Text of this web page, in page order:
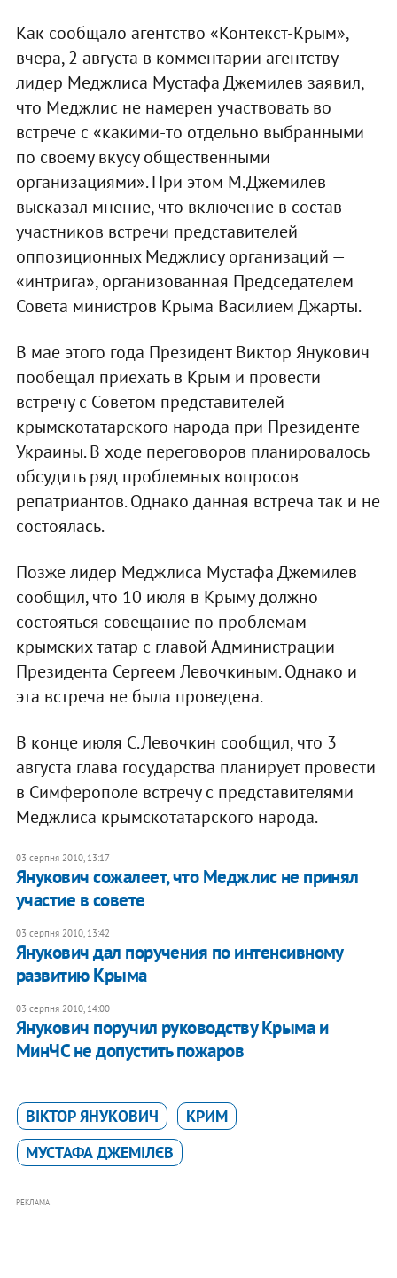
Как сообщало агентство «Контекст-Крым»,
вчера, 2 августа в комментарии агентству
лидер Меджлиса Мустафа Джемилев заявил,
что Меджлис не намерен участвовать во
встрече с «какими-то отдельно выбранными
по своему вкусу общественными
организациями». При этом М.Джемилев
высказал мнение, что включение в состав
участников встречи представителей
оппозиционных Меджлису организаций —
«интрига», организованная Председателем
Совета министров Крыма Василием Джарты.
В мае этого года Президент Виктор Янукович
пообещал приехать в Крым и провести
встречу с Советом представителей
крымскотатарского народа при Президенте
Украины. В ходе переговоров планировалось
обсудить ряд проблемных вопросов
репатриантов. Однако данная встреча так и не
состоялась.
Позже лидер Меджлиса Мустафа Джемилев
сообщил, что 10 июля в Крыму должно
состояться совещание по проблемам
крымских татар с главой Администрации
Президента Сергеем Левочкиным. Однако и
эта встреча не была проведена.
В конце июля С.Левочкин сообщил, что 3
августа глава государства планирует провести
в Симферополе встречу с представителями
Меджлиса крымскотатарского народа.
03 серпня 2010, 13:17
Янукович сожалеет, что Меджлис не принял
участие в совете
03 серпня 2010, 13:42
Янукович дал поручения по интенсивному
развитию Крыма
03 серпня 2010, 14:00
Янукович поручил руководству Крыма и
МинЧС не допустить пожаров
ВІКТОР ЯНУКОВИЧ
КРИМ
МУСТАФА ДЖЕМІЛЄВ
РЕКЛАМА